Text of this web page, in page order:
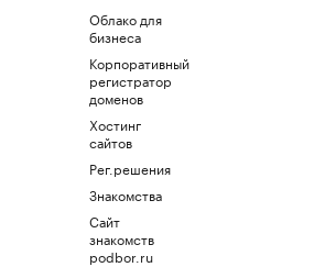
Облако для
бизнеса
Корпоративный
регистратор
доменов
Хостинг
сайтов
Рег.решения
Знакомства
Сайт
знакомств
podbor.ru